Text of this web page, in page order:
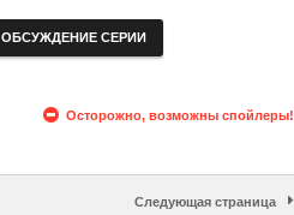
ОБСУЖДЕНИЕ СЕРИИ
Осторожно, возможны спойлеры!
Следующая страница